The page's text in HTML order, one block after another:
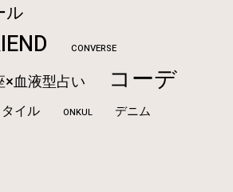
ル
CONVERSE
×血液型占い コーデ
イル ONKUL デニム